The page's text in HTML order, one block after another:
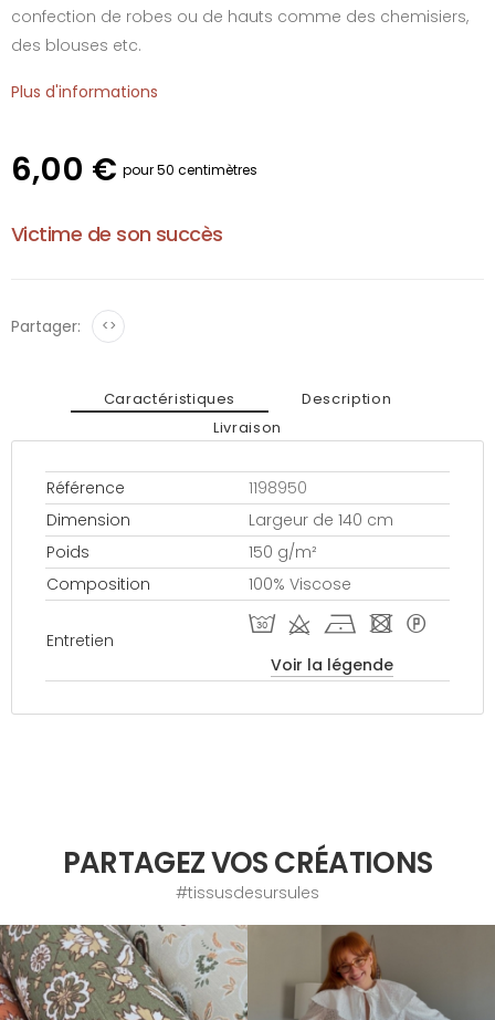
confection de robes ou de hauts comme des chemisiers,
des blouses etc.
Plus d'informations
6,00 € pour 50 centimètres
Victime de son succès
Partager: <>
Caractéristiques
Description
Livraison
Référence
1198950
Dimension
Largeur de 140 cm
Poids
150 g/m²
Composition
100% Viscose
Entretien
T d h - *
Voir la légende
PARTAGEZ VOS CRÉATIONS
#tissusdesursules